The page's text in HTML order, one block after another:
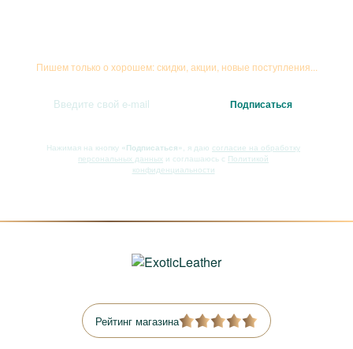
Пишем только о хорошем: скидки, акции, новые поступления...
Нажимая на кнопку «Подписаться» , я даю согласие на обработку
персональных данных и соглашаюсь с Политикой
конфиденциальности
Рейтинг магазина